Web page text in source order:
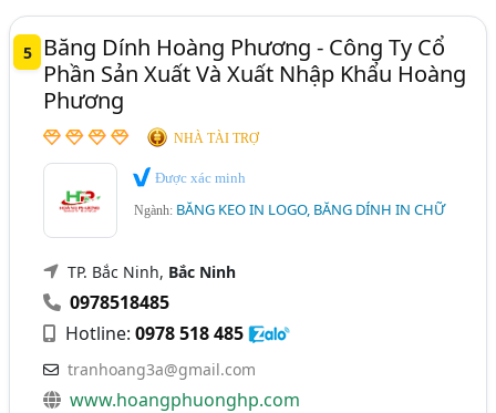
5
Băng Dính Hoàng Phương - Công Ty Cổ
Phần Sản Xuất Và Xuất Nhập Khẩu Hoàng
Phương
NHÀ TÀI TRỢ
Được xác minh
Ngành: BĂNG KEO IN LOGO, BĂNG DÍNH IN CHỮ
TP. Bắc Ninh, Bắc Ninh
0978518485
Hotline:0978 518 485
tranhoang3a@gmail.com
www.hoangphuonghp.com